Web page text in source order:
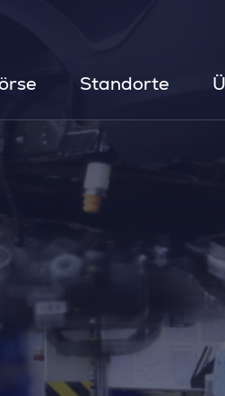
Standorte